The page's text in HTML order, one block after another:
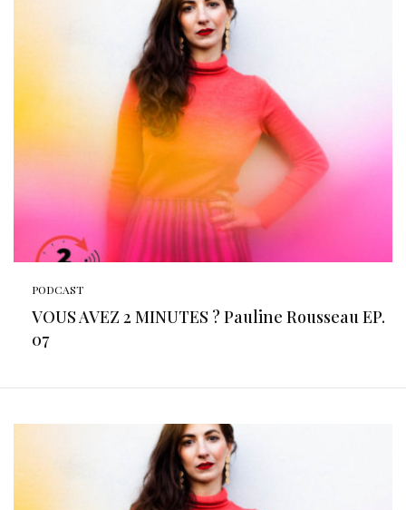
PODCAST
VOUS AVEZ 2 MINUTES ? Pauline Rousseau EP.
07